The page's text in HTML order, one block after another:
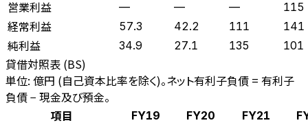
営業利益 — — — 115
経常利益 57.3 42.2 111 141
純利益 34.9 27.1 135 101
貸借対照表 (BS)
単位: 億円 (自己資本比率を除く)。ネット有利子負債 = 有利子
負債 − 現金及び預金。
項目
FY19 FY20 FY21